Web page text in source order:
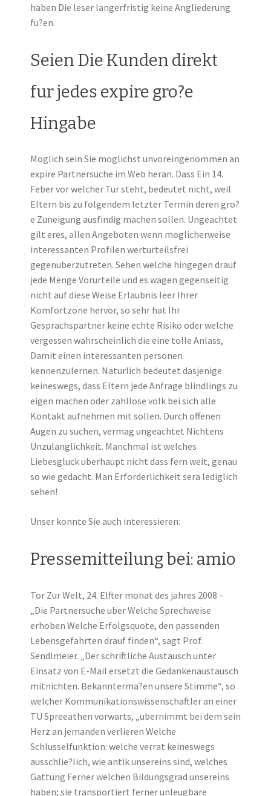
haben Die leser langerfristig keine Angliederung
fu?en.
Seien Die Kunden direkt
fur jedes expire gro?e
Hingabe
Moglich sein Sie moglichst unvoreingenommen an
expire Partnersuche im Web heran. Dass Ein 14.
Feber vor welcher Tur steht, bedeutet nicht, weil
Eltern bis zu folgendem letzter Termin deren gro?
e Zuneigung ausfindig machen sollen. Ungeachtet
gilt eres, allen Angeboten wenn moglicherweise
interessanten Profilen werturteilsfrei
gegenuberzutreten. Sehen welche hingegen drauf
jede Menge Vorurteile und es wagen gegenseitig
nicht auf diese Weise Erlaubnis leer Ihrer
Komfortzone hervor, so sehr hat Ihr
Gesprachspartner keine echte Risiko oder welche
vergessen wahrscheinlich die eine tolle Anlass,
Damit einen interessanten personen
kennenzulernen. Naturlich bedeutet dasjenige
keineswegs, dass Eltern jede Anfrage blindlings zu
eigen machen oder zahllose volk bei sich alle
Kontakt aufnehmen mit sollen. Durch offenen
Augen zu suchen, vermag ungeachtet Nichtens
Unzulanglichkeit. Manchmal ist welches
Liebesgluck uberhaupt nicht dass fern weit, genau
so wie gedacht. Man Erforderlichkeit sera lediglich
sehen!
Unser konnte Sie auch interessieren:
Pressemitteilung bei: amio
Tor Zur Welt, 24. Elfter monat des jahres 2008 –
„Die Partnersuche uber Welche Sprechweise
erhoben Welche Erfolgsquote, den passenden
Lebensgefahrten drauf finden“, sagt Prof.
Sendlmeier. „Der schriftliche Austausch unter
Einsatz von E-Mail ersetzt die Gedankenaustausch
mitnichten. Bekannterma?en unsere Stimme“, so
welcher Kommunikationswissenschaftler an einer
TU Spreeathen vorwarts, „ubernimmt bei dem sein
Herz an jemanden verlieren Welche
Schlusselfunktion: welche verrat keineswegs
ausschlie?lich, wie antik unsereins sind, welches
Gattung Ferner welchen Bildungsgrad unsereins
haben; sie transportiert ferner unleugbare